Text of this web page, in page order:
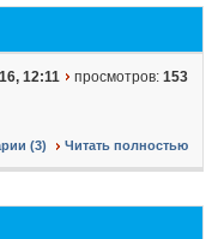
12:11 просмотров: 153
(3) Читать полностью